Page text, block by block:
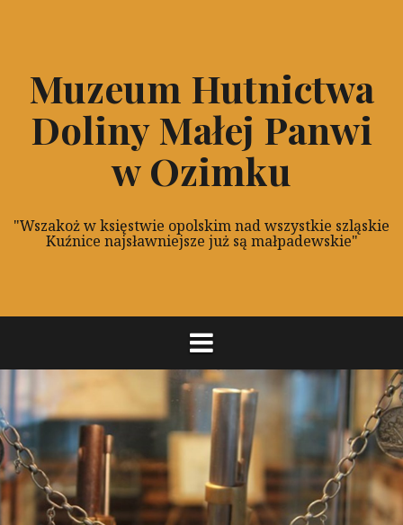
ś
Muzeum Hutnictwa
Doliny Małej Panwi
w Ozimku
"Wszakoż w księstwie opolskim nad wszystkie szląskie
Kuźnice najsławniejsze już są małpadewskie"